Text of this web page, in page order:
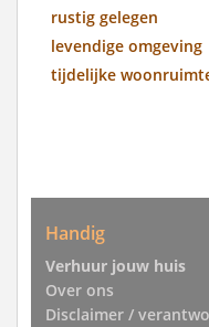
rustig gelegen
levendige omgeving
tijdelijke
Handig
Verhuur jouw huis
Over ons
Disclaimer /